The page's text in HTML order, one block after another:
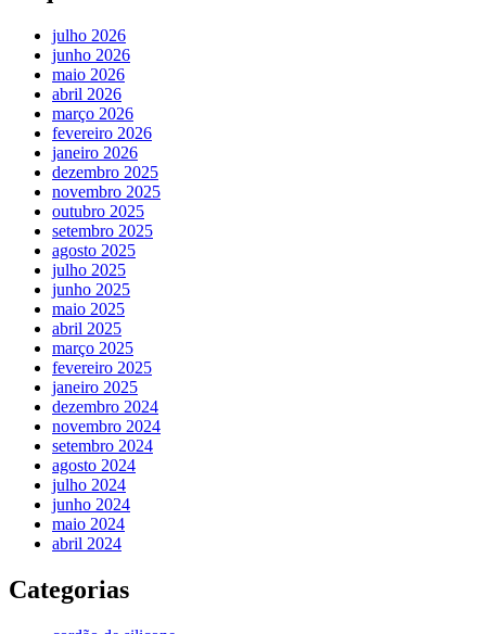
julho 2026
junho 2026
maio 2026
abril 2026
março 2026
fevereiro 2026
janeiro 2026
dezembro 2025
novembro 2025
outubro 2025
setembro 2025
agosto 2025
julho 2025
junho 2025
maio 2025
abril 2025
março 2025
fevereiro 2025
janeiro 2025
dezembro 2024
novembro 2024
setembro 2024
agosto 2024
julho 2024
junho 2024
maio 2024
abril 2024
Categorias